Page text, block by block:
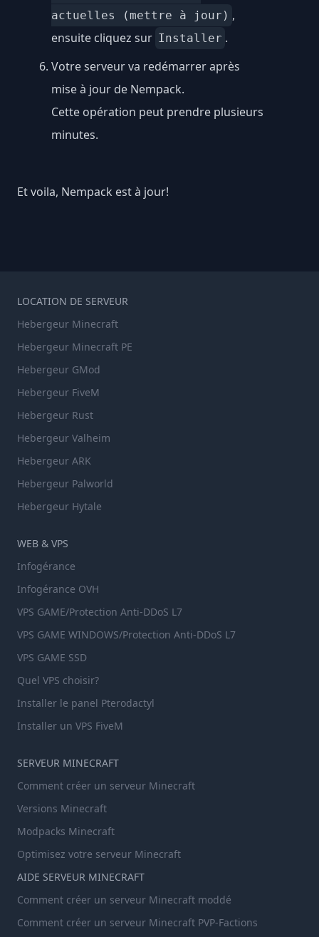
actuelles (mettre à jour) ,
ensuite cliquez sur Installer .
Votre serveur va redémarrer après
mise à jour de Nempack.
Cette opération peut prendre plusieurs
minutes.
Et voila, Nempack est à jour!
LOCATION DE SERVEUR
Hebergeur Minecraft
Hebergeur Minecraft PE
Hebergeur GMod
Hebergeur FiveM
Hebergeur Rust
Hebergeur Valheim
Hebergeur ARK
Hebergeur Palworld
Hebergeur Hytale
WEB & VPS
Infogérance
Infogérance OVH
VPS GAME/Protection Anti-DDoS L7
VPS GAME WINDOWS/Protection Anti-DDoS L7
VPS GAME SSD
Quel VPS choisir?
Installer le panel Pterodactyl
Installer un VPS FiveM
SERVEUR MINECRAFT
Comment créer un serveur Minecraft
Versions Minecraft
Modpacks Minecraft
Optimisez votre serveur Minecraft
AIDE SERVEUR MINECRAFT
Comment créer un serveur Minecraft moddé
Comment créer un serveur Minecraft PVP-Factions